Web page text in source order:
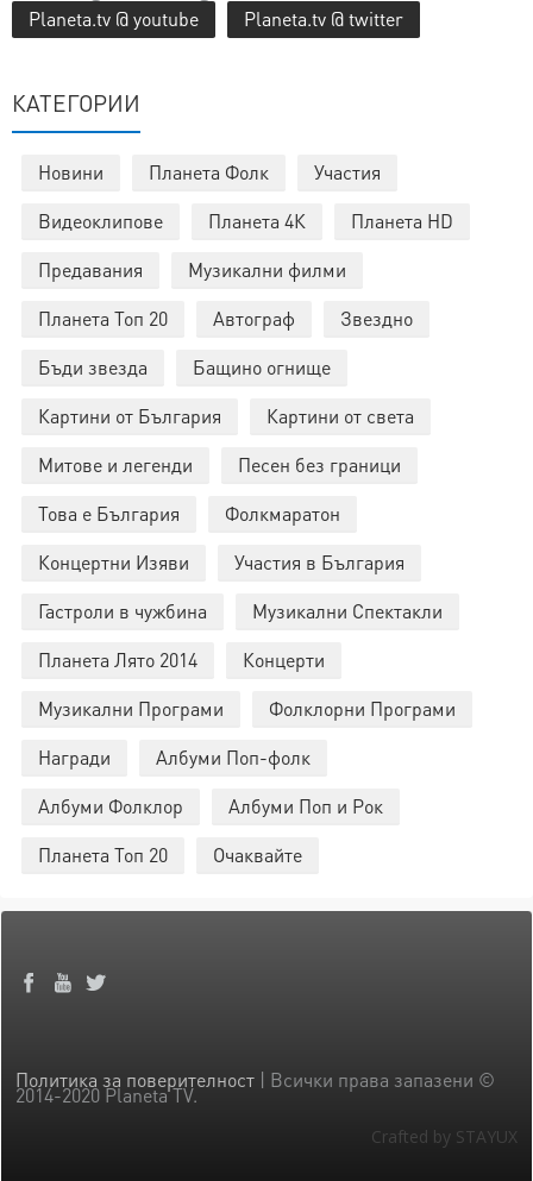
Planeta.tv @ youtube Planeta.tv @ twitter
КАТЕГОРИИ
Новини Планета Фолк
Участия
Видеоклипове
Планета 4К
Планета HD
Предавания
Музикални филми
Планета Топ 20
Автограф
Звездно
Бъди звезда
Бащино огнище
Картини от България
Картини от света
Митове и легенди
Песен без граници
Това е България
Фолкмаратон
Концертни Изяви
Участия в България
Гастроли в чужбина
Музикални Спектакли
Планета Лято 2014
Концерти
Музикални Програми
Фолклорни Програми
Награди
Албуми Поп-фолк
Албуми Фолклор
Албуми Поп и Рок
Планета Топ 20
Очаквайте
Политика за поверителност | Всички права запазени ©
2014-2020 Planeta TV.
Crafted by STAYUX